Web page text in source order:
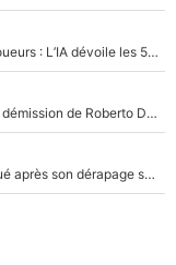
Zinédine Zidane va sélectionner des nouveaux joueurs : L’IA dévoile les 5 cracks qui pourraient rapidement le rejoindre en équipe de France !
Trahison de Longoria, secrets de Frank McCourt, démission de Roberto De Zerbi : Medhi Benatia se lâche sur son départ de l'OM et fait d'importantes révélations
Incendies en Gironde - Nelson Monfort est attaqué après son dérapage sur CNews : «Et lui, il prend combien pour parler dans un studio climatisé?»